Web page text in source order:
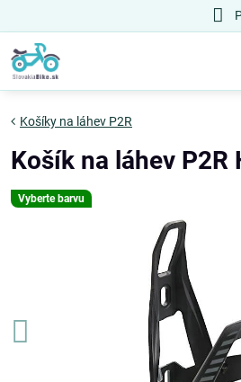
Vyberte barvu
Košíky na láhev P2R
Košík na láhev P2R